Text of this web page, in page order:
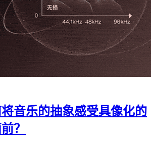
音乐的抽象感受具像化的
？